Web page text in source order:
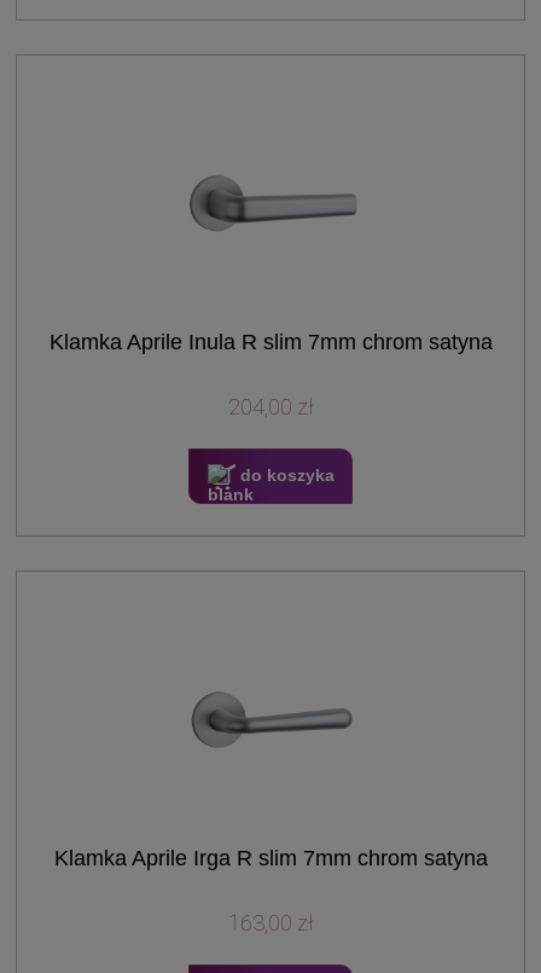
Klamka Aprile Inula R slim 7mm chrom satyna
204,00 zł
do koszyka
Klamka Aprile Irga R slim 7mm chrom satyna
163,00 zł